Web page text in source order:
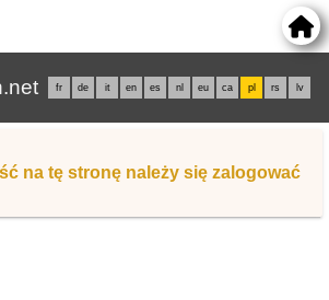
fr de it en es nl eu ca pl rs lv
na tę stronę należy się zalogować